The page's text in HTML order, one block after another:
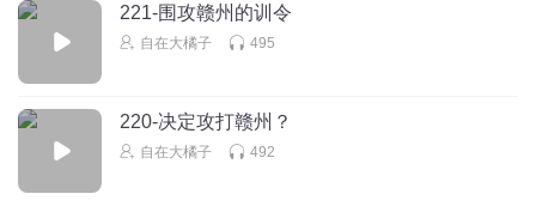
221-围攻赣州的训令
自在大橘子 495
220-决定攻打赣州？
自在大橘子 492